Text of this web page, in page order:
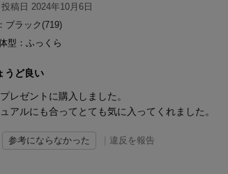
投稿日 2024年10月6日
ブラック(719)
型： ふっくら
うど良い
レゼントに購入しました。
アルにも合ってとても気に入ってくれました。
参考にならなかった | 違反を報告